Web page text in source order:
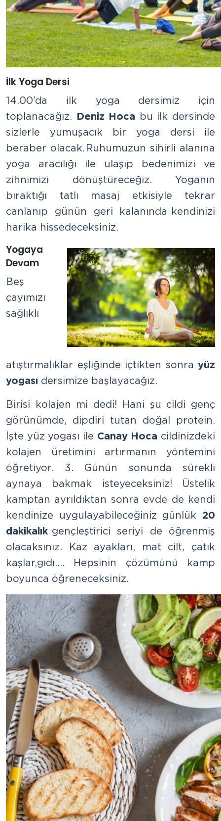
İlk Yoga Dersi
14.00’da ilk yoga dersimiz için
toplanacağız. Deniz Hoca bu ilk dersinde
sizlerle yumuşacık bir yoga dersi ile
beraber olacak. Ruhumuzun sihirli alanına
yoga aracılığı ile ulaşıp bedenimizi ve
zihnimizi dönüştüreceğiz. Yoganın
bıraktığı tatlı masaj etkisiyle tekrar
canlanıp günün geri kalanında kendinizi
harika hissedeceksiniz.
Yogaya
Devam
Beş
çayımızı
sağlıklı
atıştırmalıklar eşliğinde içtikten sonra yüz
yogası dersimize başlayacağız.
Birisi kolajen mi dedi! Hani şu cildi genç
görünümde, dipdiri tutan doğal protein.
İşte yüz yogası ile Canay Hoca cildinizdeki
kolajen üretimini artırmanın yöntemini
öğretiyor. 3. Günün sonunda sürekli
aynaya bakmak isteyeceksiniz! Üstelik
kamptan ayrıldıktan sonra evde de kendi
kendinize uygulayabileceğiniz günlük 20
dakikalık gençleştirici seriyi de öğrenmiş
olacaksınız. Kaz ayakları, mat cilt, çatık
kaşlar,gıdı…. Hepsinin çözümünü kamp
boyunca öğreneceksiniz.